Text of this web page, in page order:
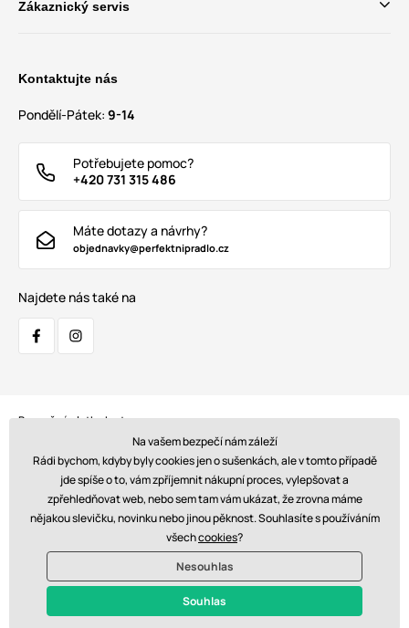
Zákaznický servis
Kontaktujte nás
Pondělí-Pátek: 9-14
Potřebujete pomoc?
+420 731 315 486
Máte dotazy a návrhy?
objednavky@perfektnipradlo.cz
Najdete nás také na
Bezpečná platba kartou:
Doprava:
© 2026 www.perfektnipradlo.cz. Technicky zajišťujeSimplia s.r.o.
Kč - CZ
Na vašem bezpečí nám záleží
Rádi bychom, kdyby byly cookies jen o sušenkách, ale v tomto případě
jde spíše o to, vám zpříjemnit nákupní proces, vylepšovat a
zpřehledňovat web, nebo sem tam vám ukázat, že zrovna máme
nějakou slevičku, novinku nebo jinou pěknost. Souhlasíte s používáním
všechcookies?
Nesouhlas
Souhlas